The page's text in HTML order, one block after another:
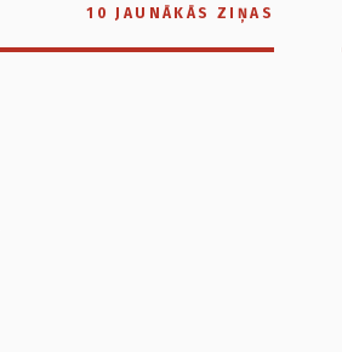
10 JAUNĀKĀS ZIŅAS